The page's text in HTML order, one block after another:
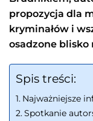
propozycja dla
kryminałów i
osadzone blisko
Spis treści:
Najważniejsze
Spotkanie